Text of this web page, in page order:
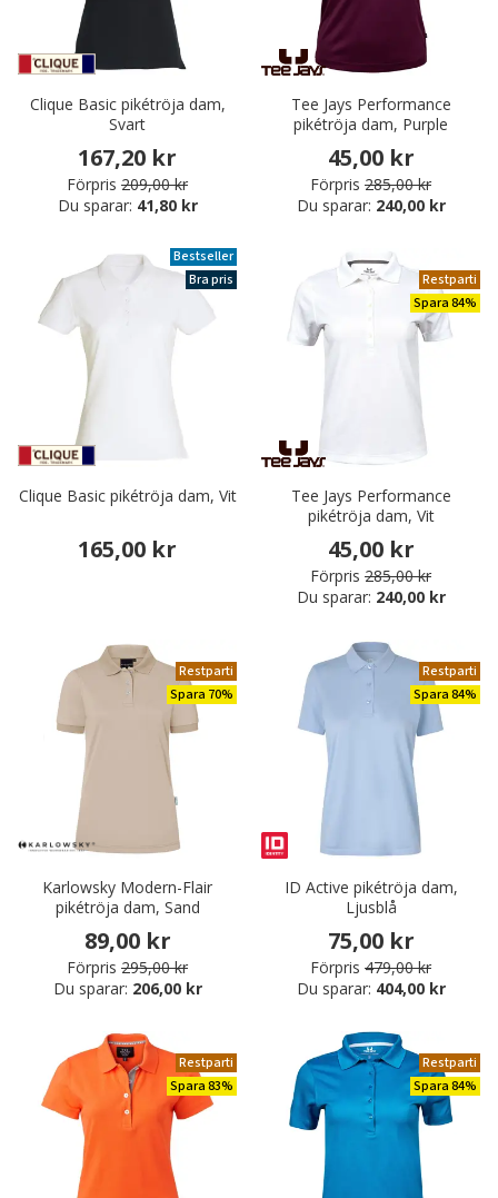
Clique Basic pikétröja dam,
Svart
167,20 kr
Förpris 209,00 kr
Du sparar: 41,80 kr
Tee Jays Performance
pikétröja dam, Purple
45,00 kr
Förpris 285,00 kr
Du sparar: 240,00 kr
Bestseller
Bra pris
Clique Basic pikétröja dam, Vit
165,00 kr
Restparti
Spara 84%
Tee Jays Performance
pikétröja dam, Vit
45,00 kr
Förpris 285,00 kr
Du sparar: 240,00 kr
Restparti
Spara 70%
Karlowsky Modern-Flair
pikétröja dam, Sand
89,00 kr
Förpris 295,00 kr
Du sparar: 206,00 kr
Restparti
Spara 84%
ID Active pikétröja dam,
Ljusblå
75,00 kr
Förpris 479,00 kr
Du sparar: 404,00 kr
Restparti
Spara 83%
Restparti
Spara 84%